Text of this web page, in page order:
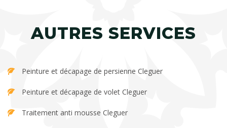
AUTRES SERVICES
Peinture et décapage de persienne Cleguer
Peinture et décapage de volet Cleguer
Traitement anti mousse Cleguer